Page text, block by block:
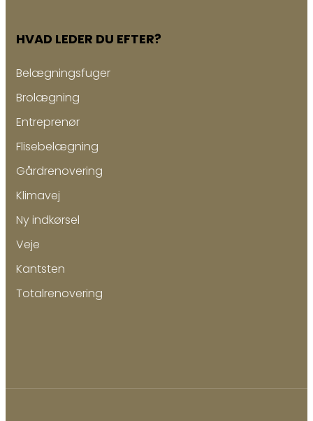
HVAD LEDER DU EFTER?
Belægningsfuger
Brolægning
Entreprenør
Flisebelægning
Gårdrenovering
Klimavej
Ny indkørsel
Veje
Kantsten
Totalrenovering